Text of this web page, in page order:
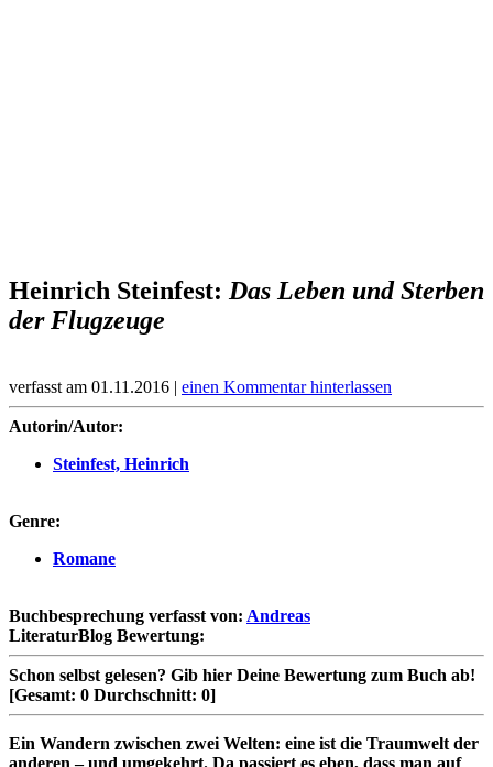
Heinrich Steinfest: Das Leben und Sterben
der Flugzeuge
verfasst am 01.11.2016 | einen Kommentar hinterlassen
Autorin/Autor:
Steinfest, Heinrich
Genre:
Romane
Buchbesprechung verfasst von: Andreas
LiteraturBlog Bewertung:
Schon selbst gelesen? Gib hier Deine Bewertung zum Buch ab!
[Gesamt: 0 Durchschnitt: 0]
Ein Wandern zwischen zwei Welten: eine ist die Traumwelt der
anderen – und umgekehrt. Da passiert es eben, dass man auf